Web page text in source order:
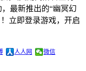
最新推出的“幽冥幻
立即登录游戏，开启
人人网 微信